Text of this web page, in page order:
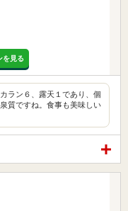
を見る
ラン６、露天１であり、個
質ですね。食事も美味しい